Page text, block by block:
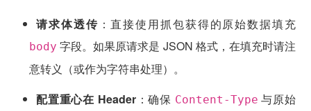
请求体透传 ：直接使用抓包获得的原始数据填充
body 字段。如果原请求是 JSON 格式，在填充时请注
意转义（或作为字符串处理）。
配置重心在 Header：确保 Content-Type 与原始